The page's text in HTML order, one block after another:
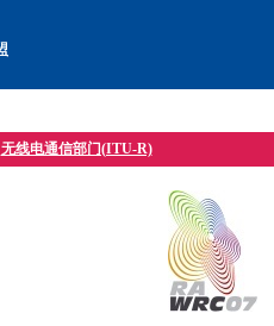
无线电通信部门(ITU-R)